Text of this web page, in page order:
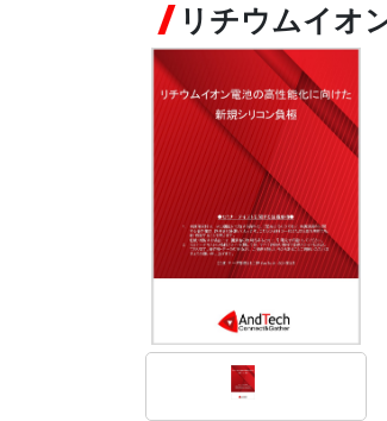
リチウムイオ